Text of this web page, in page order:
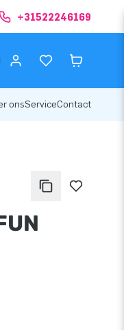
+31522246169
onsServiceContact